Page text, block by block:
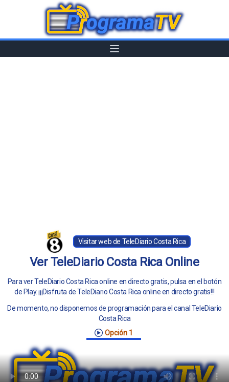
Visitar web de TeleDiario Costa Rica
Ver TeleDiario Costa Rica Online
Para ver TeleDiario Costa Rica online en directo gratis, pulsa en el botón
de Play. ¡¡¡Disfruta de TeleDiario Costa Rica online en directo gratis!!!
De momento, no disponemos de programación para el canal TeleDiario
Costa Rica
Opción 1